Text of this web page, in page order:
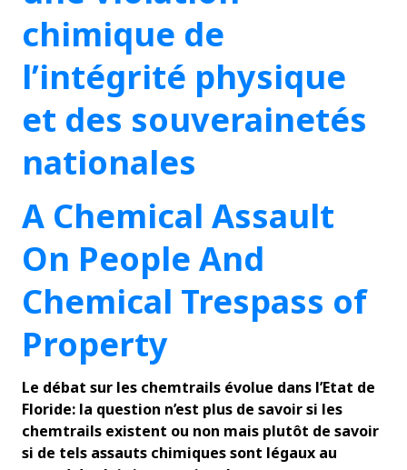
chimique de
l’intégrité physique
et des souverainetés
nationales
A Chemical Assault
On People And
Chemical Trespass of
Property
Le débat sur les chemtrails évolue dans l’Etat de
Floride: la question n’est plus de savoir si les
chemtrails existent ou non mais plutôt de savoir
si de tels assauts chimiques sont légaux au